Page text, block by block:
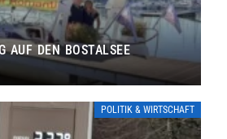
AUF DEN BOSTALSEE
POLITIK & WIRTSCHAFT